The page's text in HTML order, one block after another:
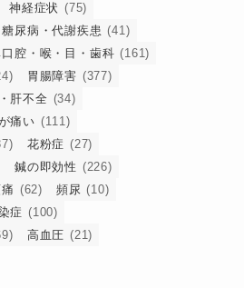
神経症状 (75)
糖尿病・代謝疾患 (41)
腔・喉・目・歯科 (161)
胃腸障害 (377)
肝不全 (34)
痛い (111)
花粉症 (27)
鍼の即効性 (226)
(62) 頻尿 (10)
症 (100)
高血圧 (21)